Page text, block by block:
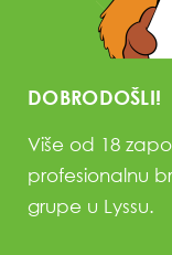
DOBRODOŠLI!
Više od 18
profesionalnu
grupe u Lyssu.